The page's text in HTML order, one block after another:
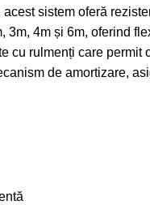
sistem oferă
3m, 4m și 6m, oferind
cu rulmenți care
de amortizare,